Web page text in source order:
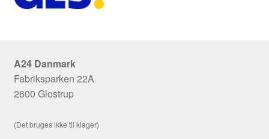
A24 Danmark
Fabriksparken 22A
2600 Glostrup
(Det bruges ikke til klager)